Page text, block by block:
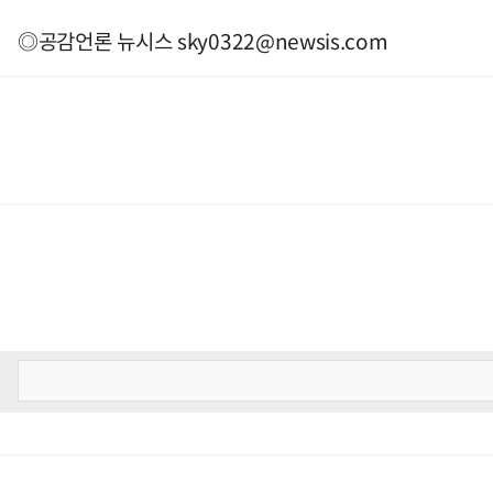
◎공감언론 뉴시스sky0322@newsis.com